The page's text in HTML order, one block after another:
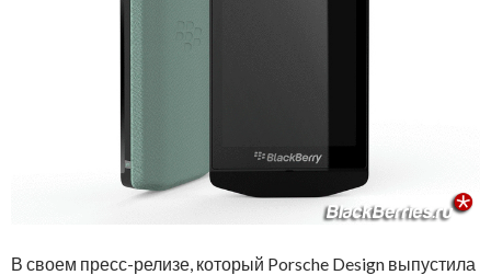
В своем пресс-релизе, который Porsche Design выпустила